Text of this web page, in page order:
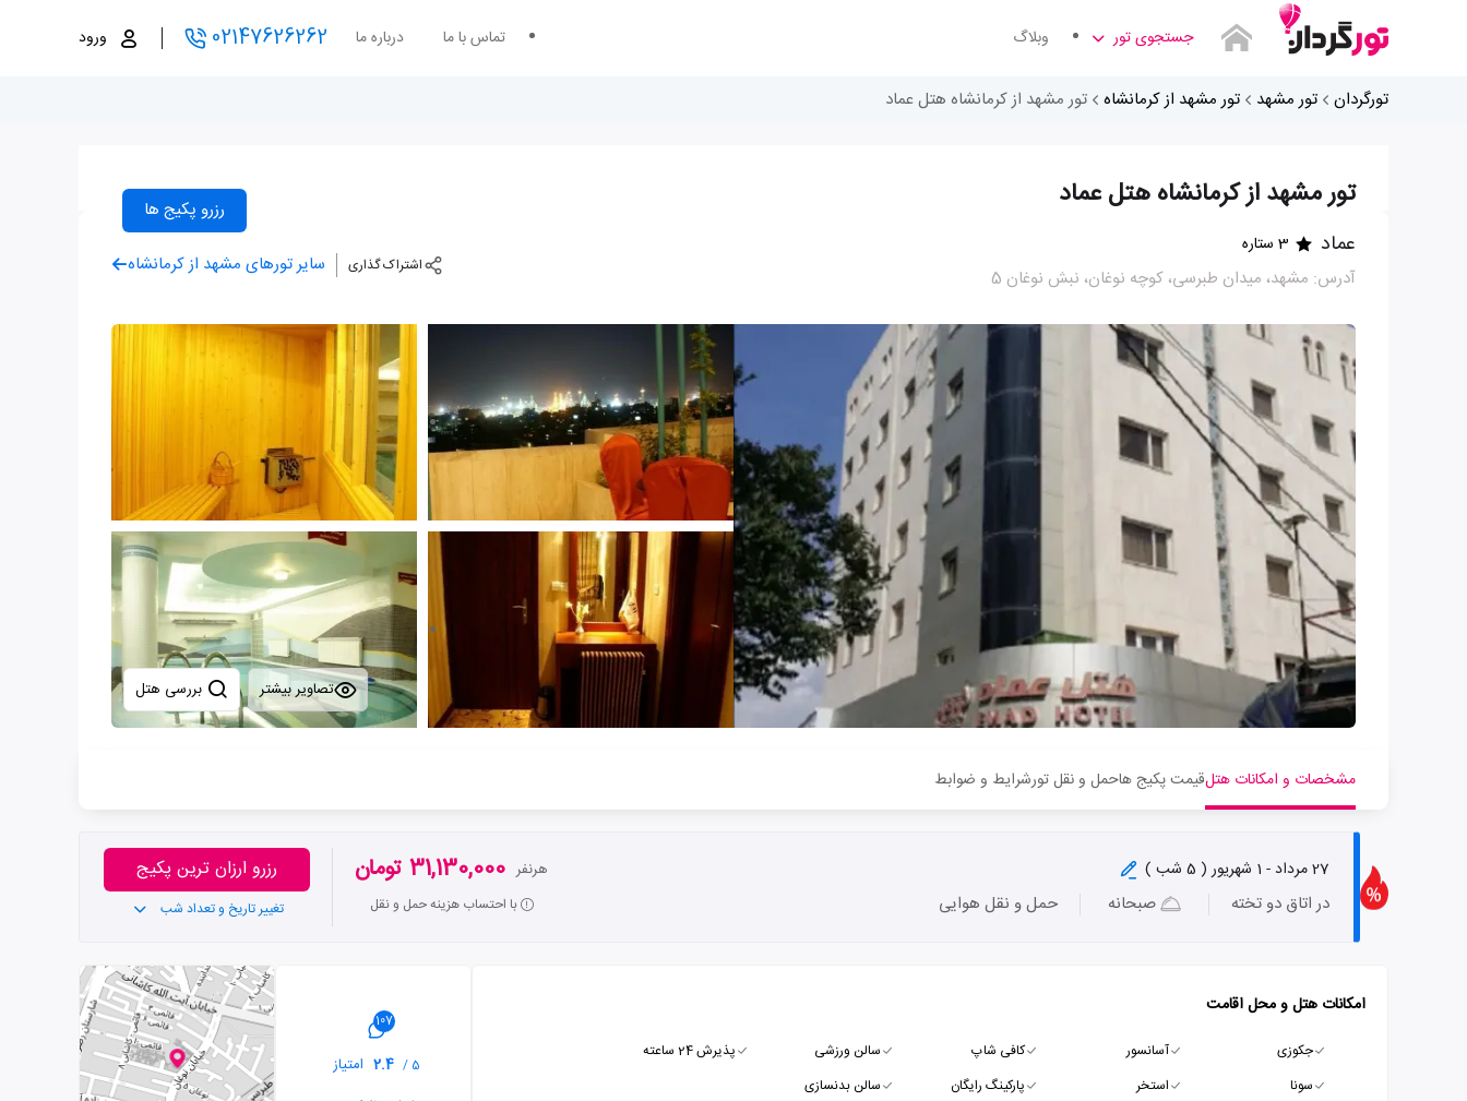
جستجوی تور وبلاگ تماس با ما درباره ما 02147626262 ورود
تورگردان تور مشهد تور مشهد از کرمانشاه تور مشهد از کرمانشاه هتل عماد
تور مشهد از کرمانشاه هتل عماد رزرو پکیج ها
عماد 3 ستاره
آدرس: مشهد، میدان طبرسی، کوچه نوغان، نبش نوغان 5
اشتراک گذاری سایر تورهای مشهد از کرمانشاه
تصاویر بیشتر
مشخصات و امکانات هتلقیمت پکیج هاحمل و نقل تورشرایط و ضوابط
27 مرداد - 1 شهریور ( 5 شب )
در اتاق دو تخته صبحانه حمل و نقل هوایی
هرنفر 31,130,000 تومان
با احتساب هزینه حمل و نقل
رزرو ارزان ترین پکیج
تغییر تاریخ و تعداد شب
امکانات هتل و محل اقامت
جکوزی آسانسور کافی شاپ سالن ورزشی
پذیرش 24 ساعته
سونا
استخر پارکینگ رایگان سالن بدنسازی
107
5 /
2.4 امتیاز